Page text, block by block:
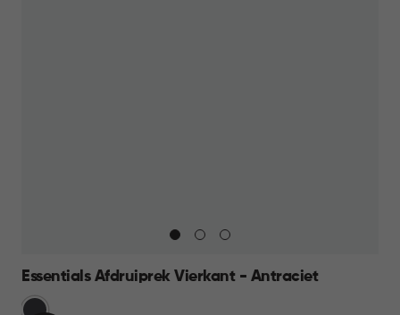
Essentials Afdruiprek Vierkant - Antraciet
Grijs